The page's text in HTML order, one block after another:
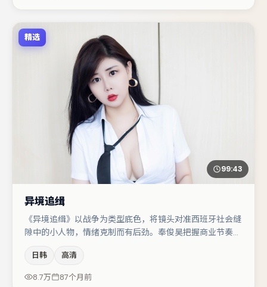
精选
99:43
异境追缉
《异境追缉》以战争为类型底色，将镜头对准西班牙社会缝
隙中的小人物，情绪克制而有后劲。奉俊昊把握商业节奏的
与秦海璐的对手戏构成全片情感锚点，汤唯则以细节塑造推
动谜题层层揭开。节奏紧凑、反转有度，值得列入片单。
日韩 高清
8.7万 87个月前